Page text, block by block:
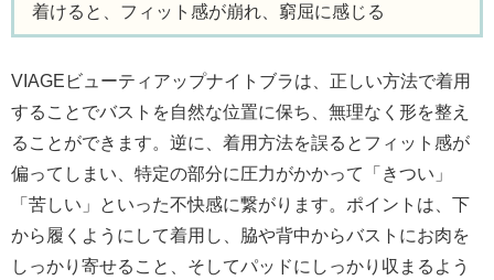
着けると、フィット感が崩れ、窮屈に感じる
VIAGEビューティアップナイトブラは、正しい方法で着用
することでバストを自然な位置に保ち、無理なく形を整え
ることができます。逆に、着用方法を誤るとフィット感が
偏ってしまい、特定の部分に圧力がかかって「きつい」
「苦しい」といった不快感に繋がります。ポイントは、下
から履くようにして着用し、脇や背中からバストにお肉を
しっかり寄せること、そしてパッドにしっかり収まるよう